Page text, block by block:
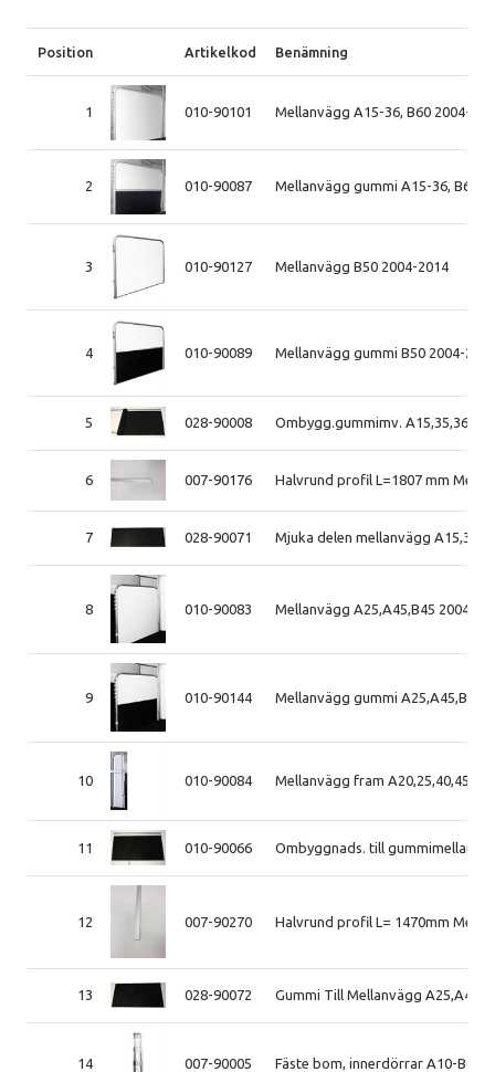
Position Artikelkod Benämning
1 010-90101 Mellanvägg A15-36, B60 2004-
2 010-90087 Mellanvägg gummi A15-36, B60
3 010-90127 Mellanvägg B50 2004-2014
4 010-90089 Mellanvägg gummi B50 2004-
5 028-90008 Ombygg.gummimv.
6 007-90176 Halvrund profil L=1807 mm
7 028-90071 Mjuka delen mellanvägg
8 010-90083 Mellanvägg A25,A45,B45 2004-
9 010-90144 Mellanvägg gummi A25,A45,B45
10 010-90084 Mellanvägg fram A20,25,40,45
11 010-90066 Ombyggnads. till gummimellanv.
12 007-90270 Halvrund profil L= 1470mm
13 028-90072 Gummi Till Mellanvägg
14 007-90005 Fäste bom, innerdörrar A10-B60